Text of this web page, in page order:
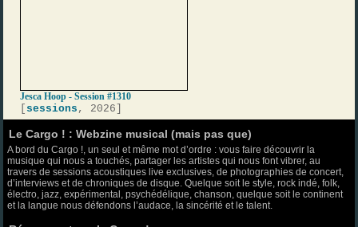
Jesca Hoop - Session #1310
sessions , 2026]
Le Cargo ! : Webzine musical (mais pas que)
A bord du Cargo !, un seul et même mot d’ordre : vous faire découvrir la
musique qui nous a touchés, partager les artistes qui nous font vibrer, au
travers de sessions acoustiques live exclusives, de photographies de concert,
d’interviews et de chroniques de disque. Quelque soit le style, rock indé, folk,
électro, jazz, expérimental, psychédélique, chanson, quelque soit le continent
et la langue nous défendons l’audace, la sincérité et le talent.